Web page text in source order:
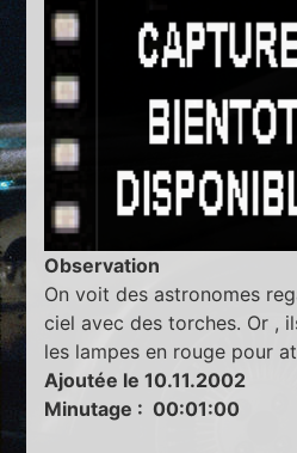
Observation
On voit des astronomes
ciel avec des torches. Or ,
les lampes en rouge pour
Ajoutée le 10.11.2002
Minutage : 00:01:00